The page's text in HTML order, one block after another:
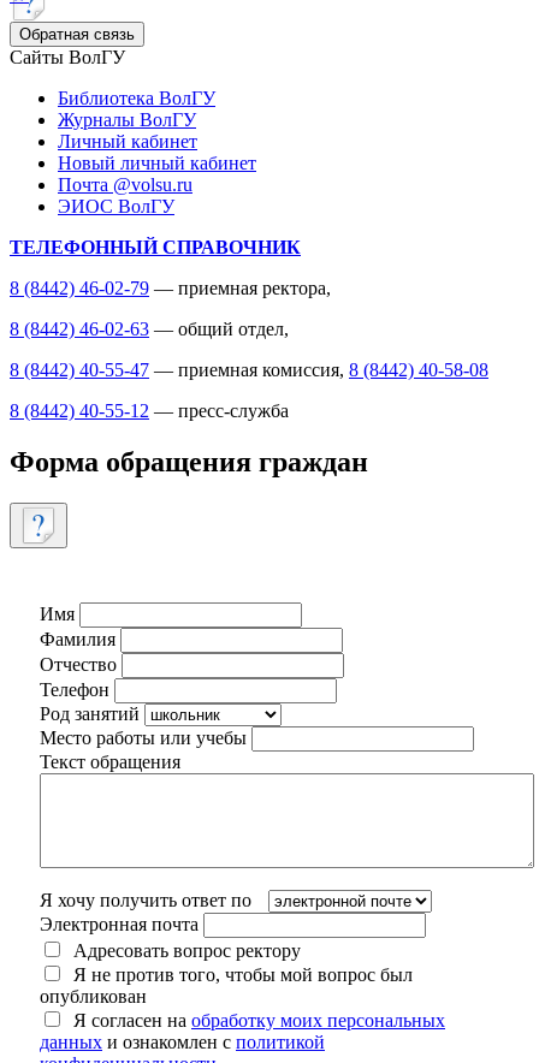
Обратная связь
Сайты ВолГУ
Библиотека ВолГУ
Журналы ВолГУ
Личный кабинет
Новый личный кабинет
Почта @volsu.ru
ЭИОС ВолГУ
ТЕЛЕФОННЫЙ СПРАВОЧНИК
8 (8442) 46-02-79 — приемная ректора,
8 (8442) 46-02-63 — общий отдел,
8 (8442) 40-55-47 — приемная комиссия, 8 (8442) 40-58-08
8 (8442) 40-55-12 — пресс-служба
Форма обращения граждан
Имя
Фамилия
Отчество
Телефон
Род занятий
Место работы или учебы
Текст обращения
Я хочу получить ответ по
Электронная почта
Адресовать вопрос ректору
Я не против того, чтобы мой вопрос был
опубликован
Я согласен на обработку моих персональных
данных и ознакомлен с политикой